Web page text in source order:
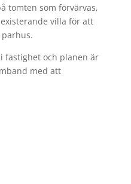
tomten som förvärvas,
villa för att
fastighet och planen är
med att